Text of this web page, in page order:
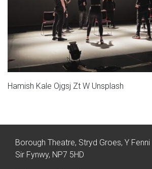
Hamish Kale Ojgsj Zt W Unsplash
Borough Theatre, Stryd Groes, Y Fenni
Sir Fynwy, NP7 5HD